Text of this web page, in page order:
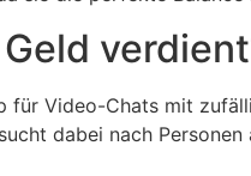
für Video-Chats mit
dabei nach